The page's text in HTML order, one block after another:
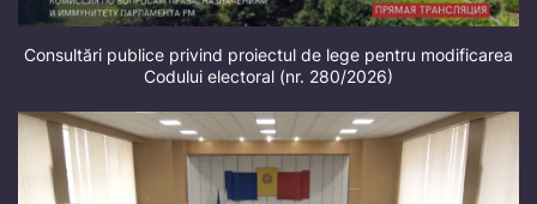
Consultări publice privind proiectul de lege pentru modificarea
Codului electoral (nr. 280/2026)